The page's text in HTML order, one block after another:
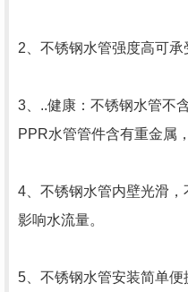
2、不锈钢水管强度高可
3、..健康：不锈钢水管不
PPR水管管件含有重金属
4、不锈钢水管内壁光滑
影响水流量。
5、不锈钢水管安装简单